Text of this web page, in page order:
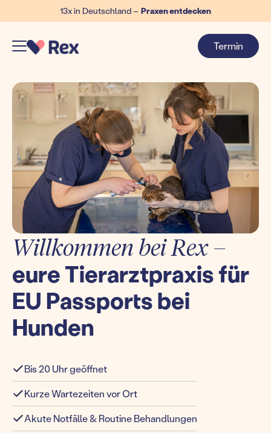
13x in Deutschland – Praxen entdecken
Termin
Willkommen bei Rex –
eure Tierarztpraxis für
EU Passports bei
Hunden
Bis 20 Uhr geöffnet
Kurze Wartezeiten vor Ort
Akute Notfälle & Routine Behandlungen